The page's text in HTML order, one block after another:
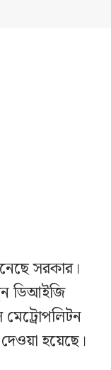
সরকার।
ডিআইজি
মেট্রোপলিটন
হয়েছে।